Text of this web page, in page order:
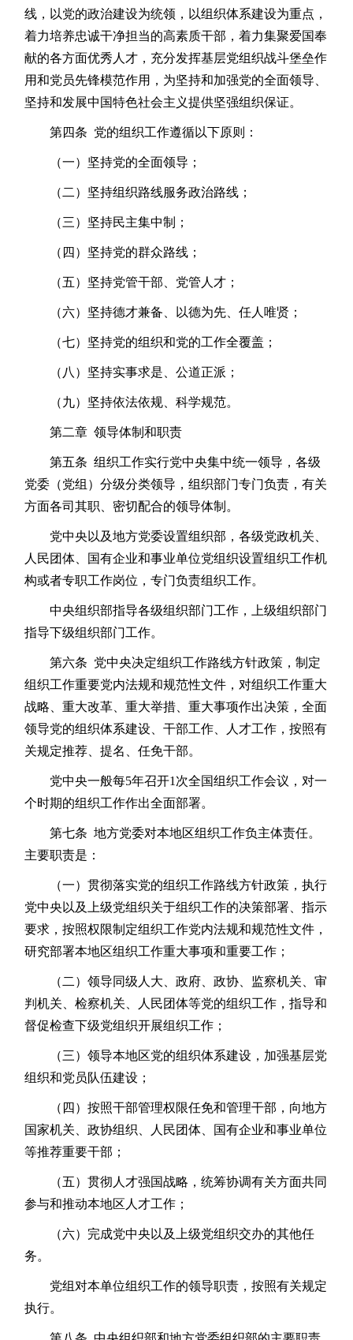
线，以党的政治建设为统领，以组织体系建设为重点，
着力培养忠诚干净担当的高素质干部，着力集聚爱国奉
献的各方面优秀人才，充分发挥基层党组织战斗堡垒作
用和党员先锋模范作用，为坚持和加强党的全面领导、
坚持和发展中国特色社会主义提供坚强组织保证。
第四条 党的组织工作遵循以下原则：
（一）坚持党的全面领导；
（二）坚持组织路线服务政治路线；
（三）坚持民主集中制；
（四）坚持党的群众路线；
（五）坚持党管干部、党管人才；
（六）坚持德才兼备、以德为先、任人唯贤；
（七）坚持党的组织和党的工作全覆盖；
（八）坚持实事求是、公道正派；
（九）坚持依法依规、科学规范。
第二章 领导体制和职责
第五条 组织工作实行党中央集中统一领导，各级
党委（党组）分级分类领导，组织部门专门负责，有关
方面各司其职、密切配合的领导体制。
党中央以及地方党委设置组织部，各级党政机关、
人民团体、国有企业和事业单位党组织设置组织工作机
构或者专职工作岗位，专门负责组织工作。
中央组织部指导各级组织部门工作，上级组织部门
指导下级组织部门工作。
第六条 党中央决定组织工作路线方针政策，制定
组织工作重要党内法规和规范性文件，对组织工作重大
战略、重大改革、重大举措、重大事项作出决策，全面
领导党的组织体系建设、干部工作、人才工作，按照有
关规定推荐、提名、任免干部。
党中央一般每5年召开1次全国组织工作会议，对一
个时期的组织工作作出全面部署。
第七条 地方党委对本地区组织工作负主体责任。
主要职责是：
（一）贯彻落实党的组织工作路线方针政策，执行
党中央以及上级党组织关于组织工作的决策部署、指示
要求，按照权限制定组织工作党内法规和规范性文件，
研究部署本地区组织工作重大事项和重要工作；
（二）领导同级人大、政府、政协、监察机关、审
判机关、检察机关、人民团体等党的组织工作，指导和
督促检查下级党组织开展组织工作；
（三）领导本地区党的组织体系建设，加强基层党
组织和党员队伍建设；
（四）按照干部管理权限任免和管理干部，向地方
国家机关、政协组织、人民团体、国有企业和事业单位
等推荐重要干部；
（五）贯彻人才强国战略，统筹协调有关方面共同
参与和推动本地区人才工作；
（六）完成党中央以及上级党组织交办的其他任
务。
党组对本单位组织工作的领导职责，按照有关规定
执行。